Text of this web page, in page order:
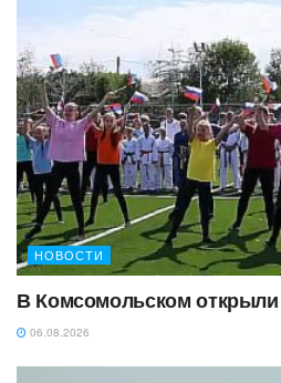
НОВОСТИ
В Комсомольском
06.08.2026